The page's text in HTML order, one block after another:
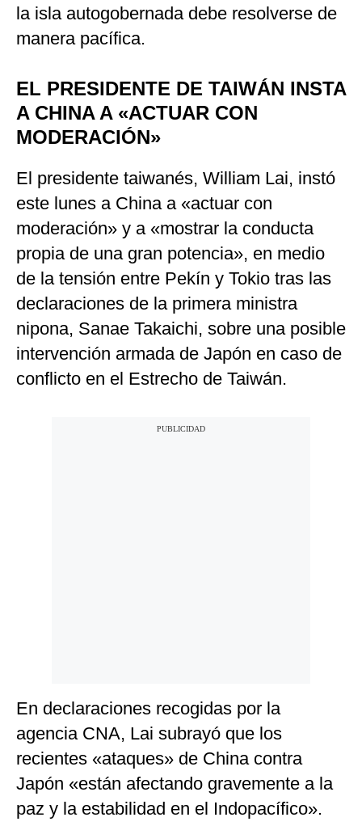
la isla autogobernada debe resolverse de
manera pacífica.
EL PRESIDENTE DE TAIWÁN INSTA
A CHINA A «ACTUAR CON
MODERACIÓN»
El presidente taiwanés, William Lai, instó
este lunes a China a «actuar con
moderación» y a «mostrar la conducta
propia de una gran potencia», en medio
de la tensión entre Pekín y Tokio tras las
declaraciones de la primera ministra
nipona, Sanae Takaichi, sobre una posible
intervención armada de Japón en caso de
conflicto en el Estrecho de Taiwán.
En declaraciones recogidas por la
agencia CNA, Lai subrayó que los
recientes «ataques» de China contra
Japón «están afectando gravemente a la
paz y la estabilidad en el Indopacífico».